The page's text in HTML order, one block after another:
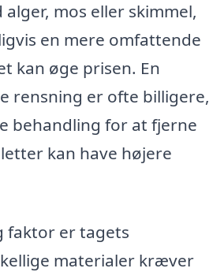
mos eller skimmel,
en mere omfattende
kan øge prisen. En
rensning er ofte billigere,
behandling for at fjerne
kan have højere
faktor er tagets
materialer kræver